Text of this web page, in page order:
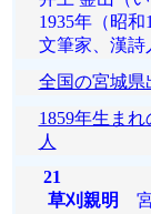
1935年（昭
文筆家、漢詩
全国の宮城県
1859年生まれ
人
21
草刈親明 宮